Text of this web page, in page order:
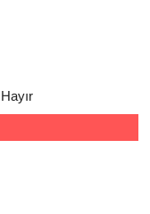
Hayır